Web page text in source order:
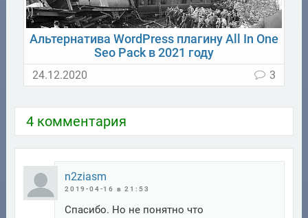
Альтернатива WordPress плагину All In One
Seo Pack в 2021 году
24.12.2020 3
4 комментария
n2ziasm
2019-04-16 в 21:53
Спасибо. Но не понятно что